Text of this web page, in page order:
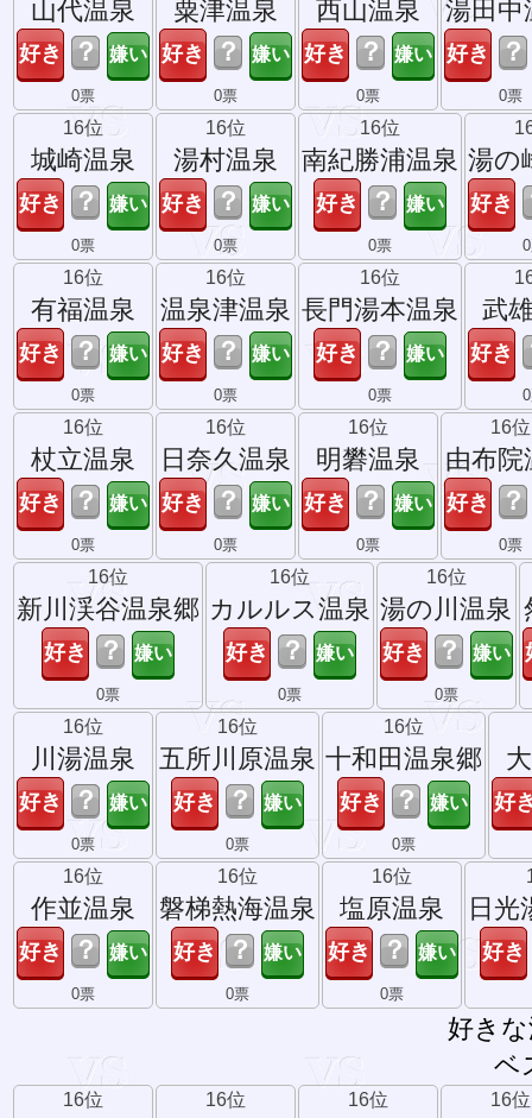
山代温泉
？
0票
粟津温泉
？
0票
西山温泉
？
0票
湯田中
？
0票
16位
城崎温泉
？
0票
16位
湯村温泉
？
0票
16位
南紀勝浦温泉
？
0票
湯の
16位
有福温泉
？
0票
16位
温泉津温泉
？
0票
16位
長門湯本温泉
？
0票
武
16位
杖立温泉
？
0票
16位
日奈久温泉
？
0票
16位
明礬温泉
？
0票
16位
由布院
？
0票
16位
新川渓谷温泉郷
？
0票
16位
カルルス温泉
？
0票
16位
湯の川温泉
？
0票
16位
川湯温泉
？
0票
16位
五所川原温泉
？
0票
16位
十和田温泉郷
？
0票
16位
作並温泉
？
0票
16位
磐梯熱海温泉
？
0票
16位
塩原温泉
？
0票
日光
好き
ベ
16位 16位 16位 16位